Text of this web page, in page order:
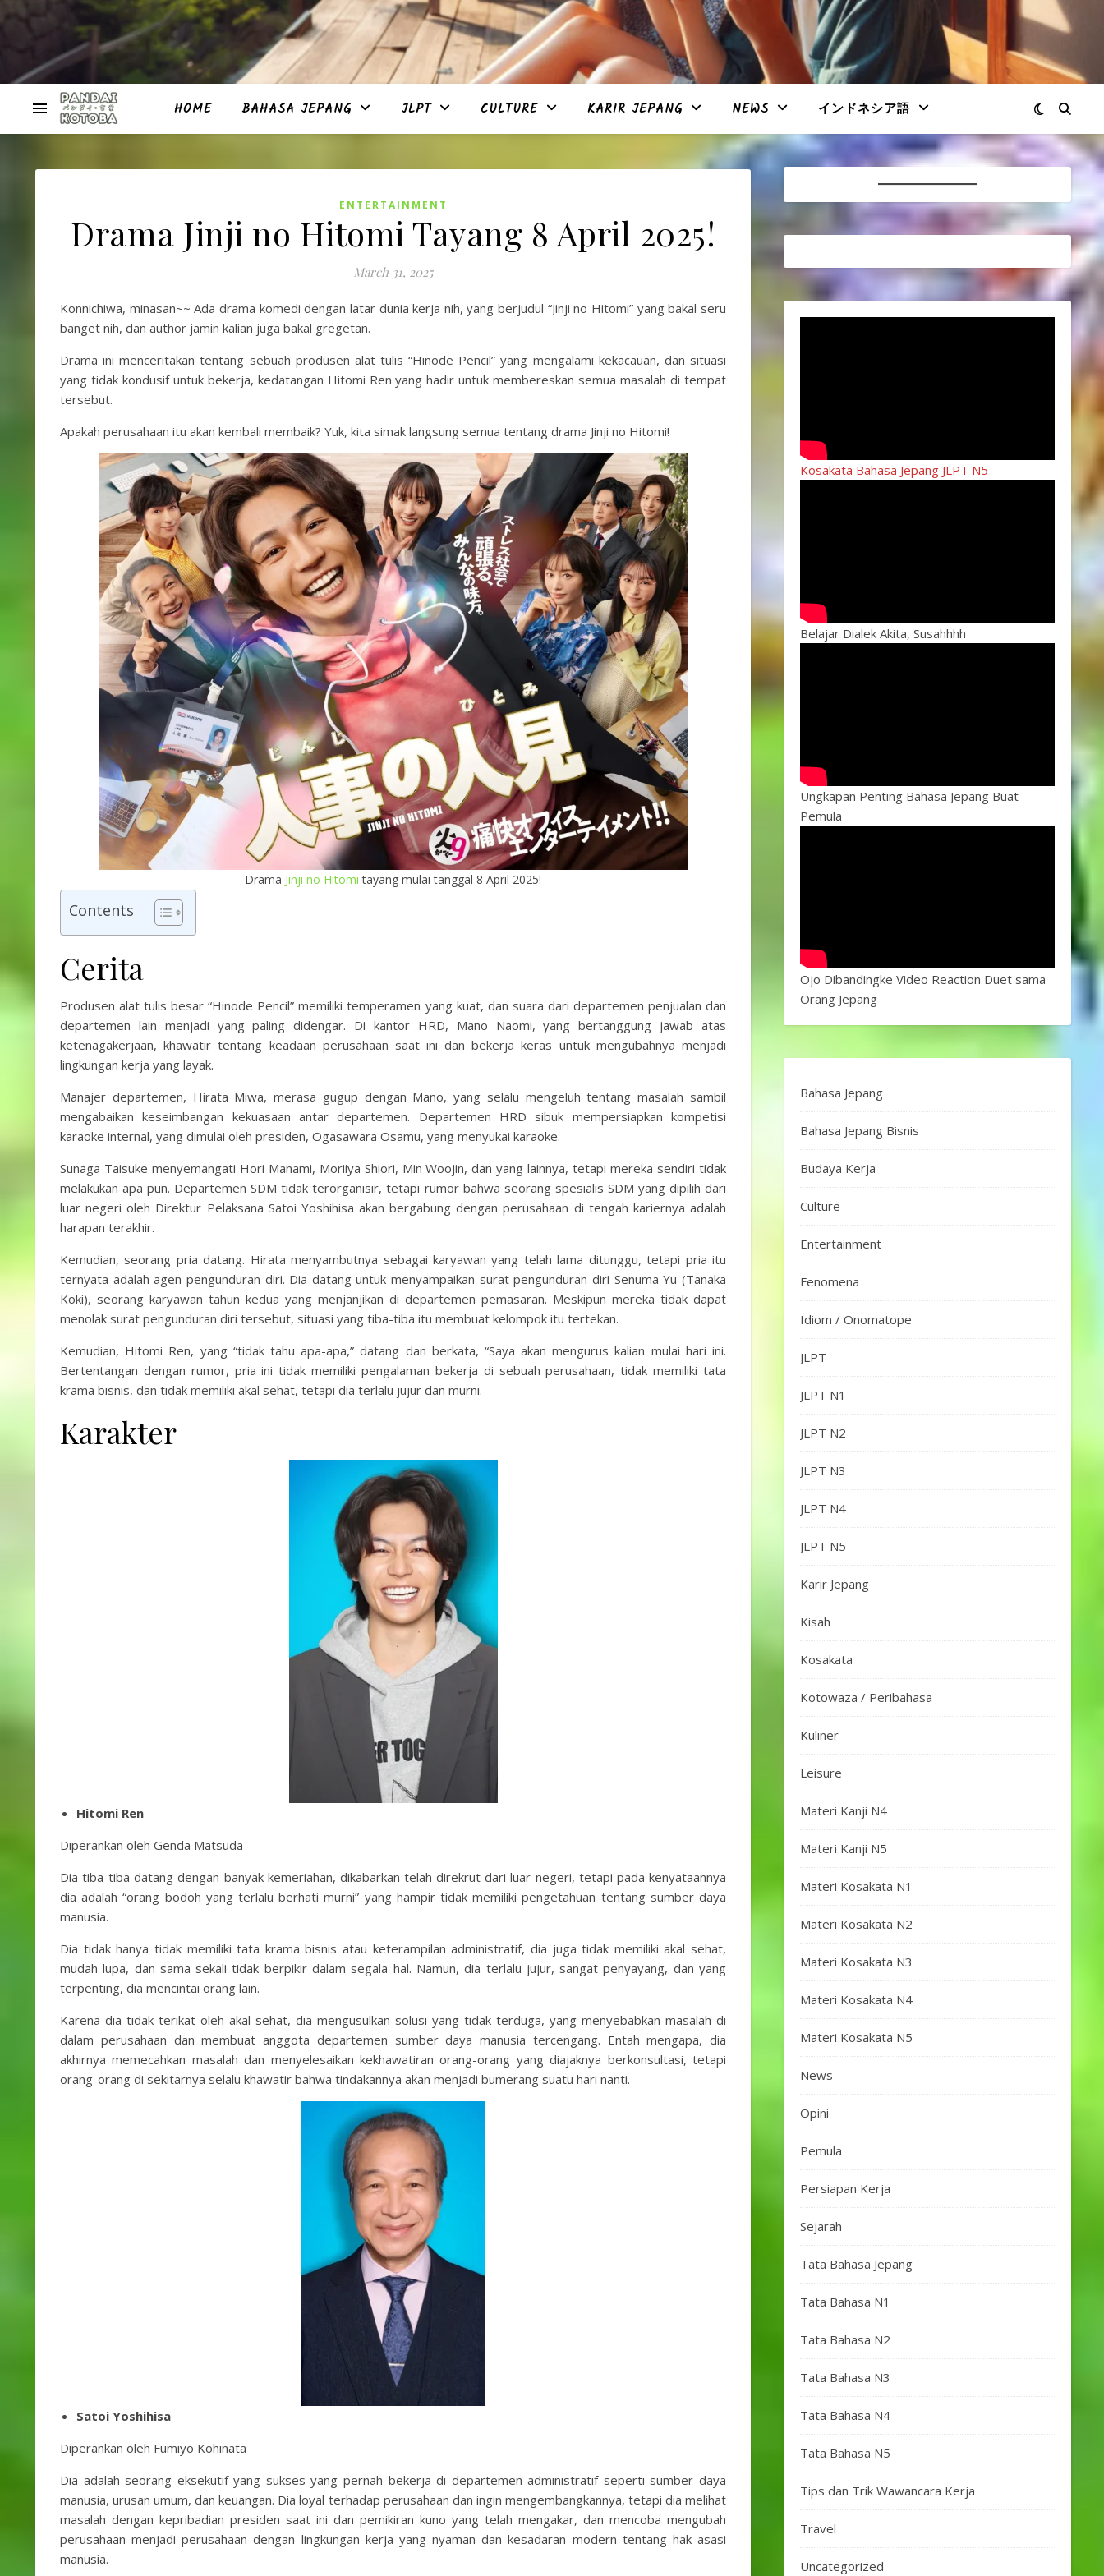
HOME BAHASA JEPANG JLPT CULTURE KARIR JEPANG NEWS インドネシア語
ENTERTAINMENT
Drama Jinji no Hitomi Tayang 8 April 2025!
March 31, 2025
Konnichiwa, minasan~~ Ada drama komedi dengan latar dunia kerja nih, yang berjudul “Jinji no Hitomi” yang bakal seru
banget nih, dan author jamin kalian juga bakal gregetan.
Drama ini menceritakan tentang sebuah produsen alat tulis “Hinode Pencil” yang mengalami kekacauan, dan situasi
yang tidak kondusif untuk bekerja, kedatangan Hitomi Ren yang hadir untuk membereskan semua masalah di tempat
tersebut.
Apakah perusahaan itu akan kembali membaik? Yuk, kita simak langsung semua tentang drama Jinji no Hitomi!
Drama Jinji no Hitomi tayang mulai tanggal 8 April 2025!
Contents
Cerita
Produsen alat tulis besar “Hinode Pencil” memiliki temperamen yang kuat, dan suara dari departemen penjualan dan
departemen lain menjadi yang paling didengar. Di kantor HRD, Mano Naomi, yang bertanggung jawab atas
ketenagakerjaan, khawatir tentang keadaan perusahaan saat ini dan bekerja keras untuk mengubahnya menjadi
lingkungan kerja yang layak.
Manajer departemen, Hirata Miwa, merasa gugup dengan Mano, yang selalu mengeluh tentang masalah sambil
mengabaikan keseimbangan kekuasaan antar departemen. Departemen HRD sibuk mempersiapkan kompetisi
karaoke internal, yang dimulai oleh presiden, Ogasawara Osamu, yang menyukai karaoke.
Sunaga Taisuke menyemangati Hori Manami, Moriiya Shiori, Min Woojin, dan yang lainnya, tetapi mereka sendiri tidak
melakukan apa pun. Departemen SDM tidak terorganisir, tetapi rumor bahwa seorang spesialis SDM yang dipilih dari
luar negeri oleh Direktur Pelaksana Satoi Yoshihisa akan bergabung dengan perusahaan di tengah kariernya adalah
harapan terakhir.
Kemudian, seorang pria datang. Hirata menyambutnya sebagai karyawan yang telah lama ditunggu, tetapi pria itu
ternyata adalah agen pengunduran diri. Dia datang untuk menyampaikan surat pengunduran diri Senuma Yu (Tanaka
Koki), seorang karyawan tahun kedua yang menjanjikan di departemen pemasaran. Meskipun mereka tidak dapat
menolak surat pengunduran diri tersebut, situasi yang tiba-tiba itu membuat kelompok itu tertekan.
Kemudian, Hitomi Ren, yang “tidak tahu apa-apa,” datang dan berkata, “Saya akan mengurus kalian mulai hari ini.
Bertentangan dengan rumor, pria ini tidak memiliki pengalaman bekerja di sebuah perusahaan, tidak memiliki tata
krama bisnis, dan tidak memiliki akal sehat, tetapi dia terlalu jujur ​​dan murni.
Karakter
Hitomi Ren
Diperankan oleh Genda Matsuda
Dia tiba-tiba datang dengan banyak kemeriahan, dikabarkan telah direkrut dari luar negeri, tetapi pada kenyataannya
dia adalah “orang bodoh yang terlalu berhati murni” yang hampir tidak memiliki pengetahuan tentang sumber daya
manusia.
Dia tidak hanya tidak memiliki tata krama bisnis atau keterampilan administratif, dia juga tidak memiliki akal sehat,
mudah lupa, dan sama sekali tidak berpikir dalam segala hal. Namun, dia terlalu jujur, sangat penyayang, dan yang
terpenting, dia mencintai orang lain.
Karena dia tidak terikat oleh akal sehat, dia mengusulkan solusi yang tidak terduga, yang menyebabkan masalah di
dalam perusahaan dan membuat anggota departemen sumber daya manusia tercengang. Entah mengapa, dia
akhirnya memecahkan masalah dan menyelesaikan kekhawatiran orang-orang yang diajaknya berkonsultasi, tetapi
orang-orang di sekitarnya selalu khawatir bahwa tindakannya akan menjadi bumerang suatu hari nanti.
Satoi Yoshihisa
Diperankan oleh Fumiyo Kohinata
Dia adalah seorang eksekutif yang sukses yang pernah bekerja di departemen administratif seperti sumber daya
manusia, urusan umum, dan keuangan. Dia loyal terhadap perusahaan dan ingin mengembangkannya, tetapi dia melihat
masalah dengan kepribadian presiden saat ini dan pemikiran kuno yang telah mengakar, dan mencoba mengubah
perusahaan menjadi perusahaan dengan lingkungan kerja yang nyaman dan kesadaran modern tentang hak asasi
manusia.
Kosakata Bahasa Jepang JLPT N5
Belajar Dialek Akita, Susahhhh
Ungkapan Penting Bahasa Jepang Buat
Pemula
Ojo Dibandingke Video Reaction Duet sama
Orang Jepang
Bahasa Jepang
Bahasa Jepang Bisnis
Budaya Kerja
Culture
Entertainment
Fenomena
Idiom / Onomatope
JLPT
JLPT N1
JLPT N2
JLPT N3
JLPT N4
JLPT N5
Karir Jepang
Kisah
Kosakata
Kotowaza / Peribahasa
Kuliner
Leisure
Materi Kanji N4
Materi Kanji N5
Materi Kosakata N1
Materi Kosakata N2
Materi Kosakata N3
Materi Kosakata N4
Materi Kosakata N5
News
Opini
Pemula
Persiapan Kerja
Sejarah
Tata Bahasa Jepang
Tata Bahasa N1
Tata Bahasa N2
Tata Bahasa N3
Tata Bahasa N4
Tata Bahasa N5
Tips dan Trik Wawancara Kerja
Travel
Uncategorized